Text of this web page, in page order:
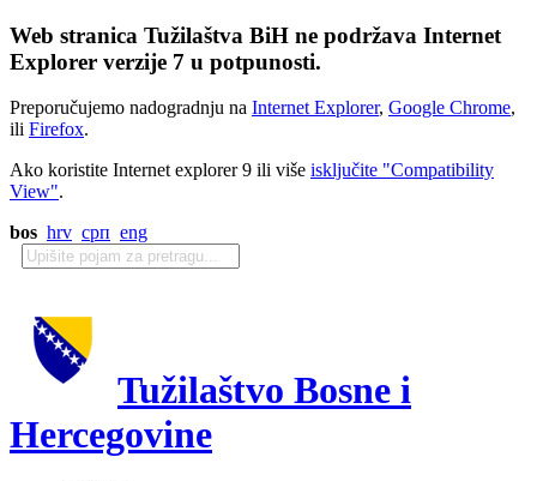
Web stranica Tužilaštva BiH ne podržava Internet
Explorer verzije 7 u potpunosti.
Preporučujemo nadogradnju na Internet Explorer, Google Chrome,
ili Firefox.
Ako koristite Internet explorer 9 ili više isključite "Compatibility
View".
bos hrv срп eng
Tužilaštvo Bosne i
Hercegovine